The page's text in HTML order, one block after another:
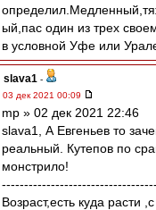
ый,пас один из трех
в условной Уфе или
slava1 -
03 дек 2021 00:09
mp » 02 дек 2021 22:46
slava1, А Евгеньев то
реальный. Кутепов по
монстрило!
Возраст,есть куда расти